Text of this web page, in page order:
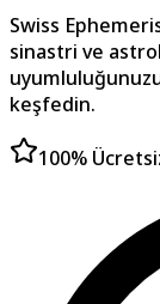
Swiss
sinastri ve
keşfedin.
100%